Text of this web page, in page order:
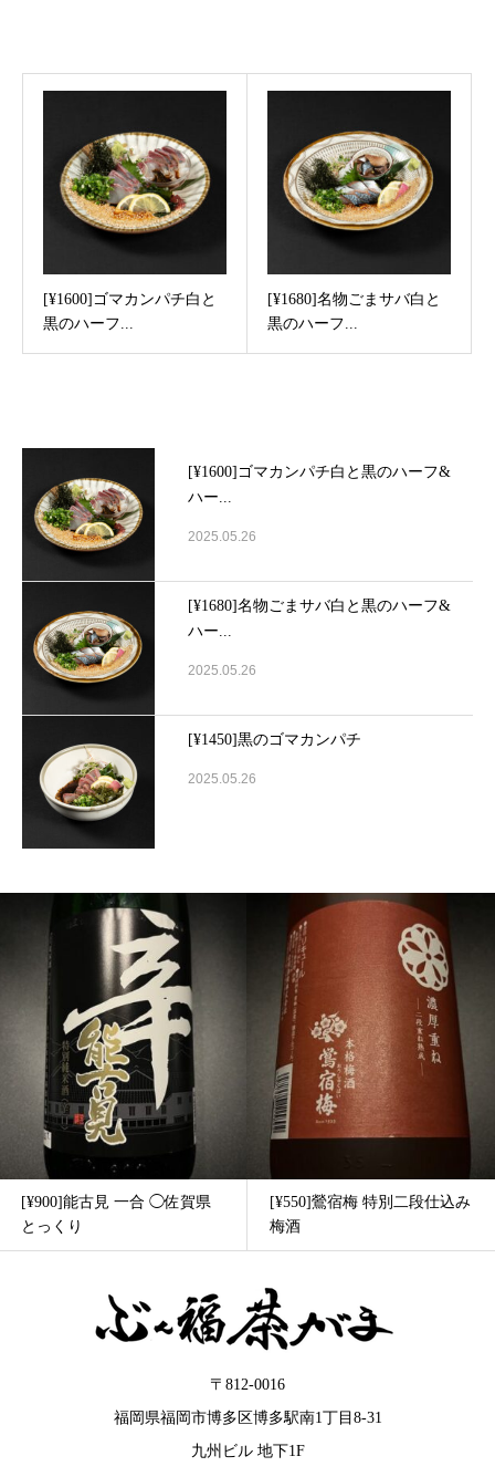
[¥1600]ゴマカンパチ白と
黒のハーフ...
[¥1680]名物ごまサバ白と
黒のハーフ...
[¥1600]ゴマカンパチ白と黒のハーフ&
ハー...
2025.05.26
[¥1680]名物ごまサバ白と黒のハーフ&
ハー...
2025.05.26
[¥1450]黒のゴマカンパチ
2025.05.26
[¥900]能古見 一合 ◯佐賀県
とっくり
[¥550]鶯宿梅 特別二段仕込み
梅酒
〒812-0016
福岡県福岡市博多区博多駅南1丁目8-31
九州ビル 地下1F